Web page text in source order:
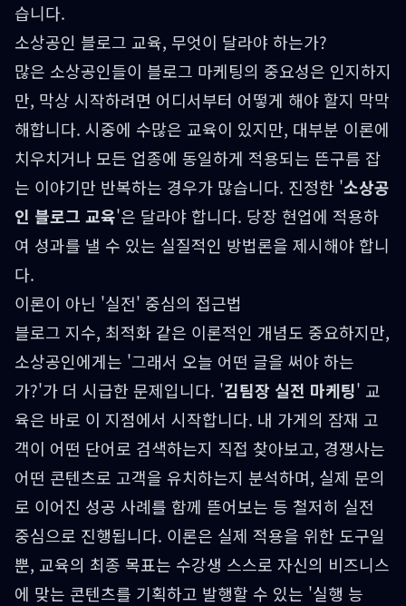
습니다.
소상공인 블로그 교육, 무엇이 달라야 하는가?
많은 소상공인들이 블로그 마케팅의 중요성은 인지하지
만, 막상 시작하려면 어디서부터 어떻게 해야 할지 막막
해합니다. 시중에 수많은 교육이 있지만, 대부분 이론에
치우치거나 모든 업종에 동일하게 적용되는 뜬구름 잡
는 이야기만 반복하는 경우가 많습니다. 진정한 '소상공
인 블로그 교육'은 달라야 합니다. 당장 현업에 적용하
여 성과를 낼 수 있는 실질적인 방법론을 제시해야 합니
다.
이론이 아닌 '실전' 중심의 접근법
블로그 지수, 최적화 같은 이론적인 개념도 중요하지만,
소상공인에게는 '그래서 오늘 어떤 글을 써야 하는
가?'가 더 시급한 문제입니다. '김팀장 실전 마케팅' 교
육은 바로 이 지점에서 시작합니다. 내 가게의 잠재 고
객이 어떤 단어로 검색하는지 직접 찾아보고, 경쟁사는
어떤 콘텐츠로 고객을 유치하는지 분석하며, 실제 문의
로 이어진 성공 사례를 함께 뜯어보는 등 철저히 실전
중심으로 진행됩니다. 이론은 실제 적용을 위한 도구일
뿐, 교육의 최종 목표는 수강생 스스로 자신의 비즈니스
에 맞는 콘텐츠를 기획하고 발행할 수 있는 '실행 능